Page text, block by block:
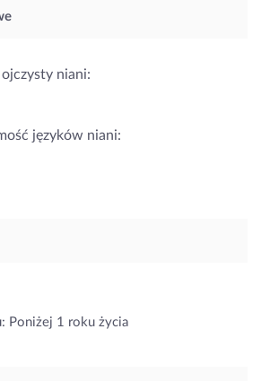
niani:
języków niani:
Poniżej 1 roku życia